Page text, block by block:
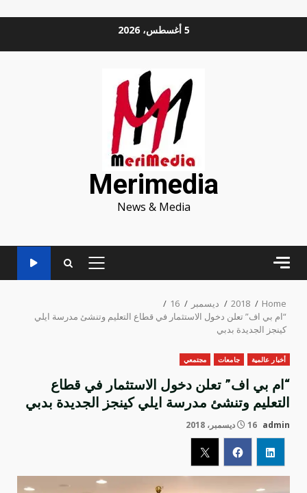
5 أغسطس، 2026
Merimedia
News & Media
PRIMARY
Home
2018 ديسمبر
16
“ام بي اف” تعلن دخول الاستثمار في قطاع التعليم وتنشئ مدرسة ايلي
كينجز الجديدة بدبي
أخبار عالمية جامعات مجتمعي
“ام بي اف” تعلن دخول الاستثمار في قطاع
التعليم وتنشئ مدرسة ايلي كينجز الجديدة بدبي
admin 16 ديسمبر، 2018